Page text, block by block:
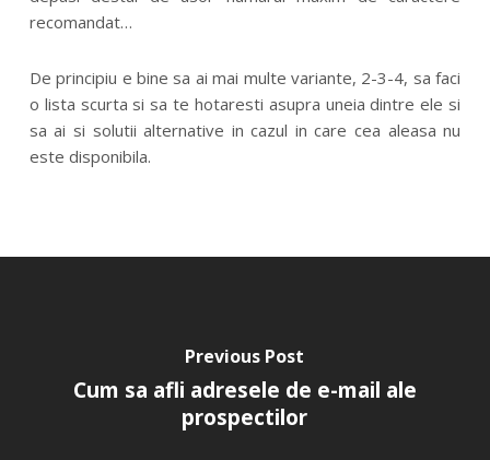
recomandat…
De principiu e bine sa ai mai multe variante, 2-3-4, sa faci
o lista scurta si sa te hotaresti asupra uneia dintre ele si
sa ai si solutii alternative in cazul in care cea aleasa nu
este disponibila.
Previous Post
Cum sa afli adresele de e-mail ale
prospectilor